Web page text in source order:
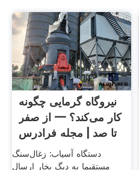
نیروگاه گرمایی چگونه
کار می‌کند؟ — از صفر
تا صد | مجله فرادرس
دستگاه آسیاب: زغال‌سنگ
مستقیما به دیگ بخار ارسال